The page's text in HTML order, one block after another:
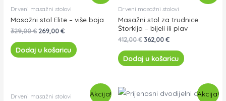
Drveni masažni stolovi
Masažni stol Elite – više boja
329,00€ 269,00€
Dodaj u košaricu
Drveni masažni stolovi
Masažni stol za trudnice
Štorklja – bijeli ili plav
412,00€ 362,00 €
Dodaj u košaricu
Akcija!
Drveni masažni stolovi Akcija!